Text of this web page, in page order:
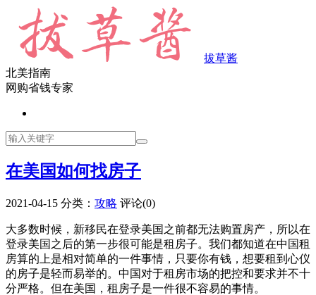
拔草酱
北美指南
网购省钱专家
在美国如何找房子
2021-04-15 分类： 攻略 评论(0)
大多数时候，新移民在登录美国之前都无法购置房产，所以在
登录美国之后的第一步很可能是租房子。我们都知道在中国租
房算的上是相对简单的一件事情，只要你有钱，想要租到心仪
的房子是轻而易举的。中国对于租房市场的把控和要求并不十
分严格。但在美国，租房子是一件很不容易的事情。